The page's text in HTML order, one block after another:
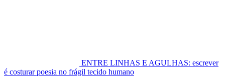
ENTRE LINHAS E AGULHAS: escrever
é costurar poesia no frágil tecido humano